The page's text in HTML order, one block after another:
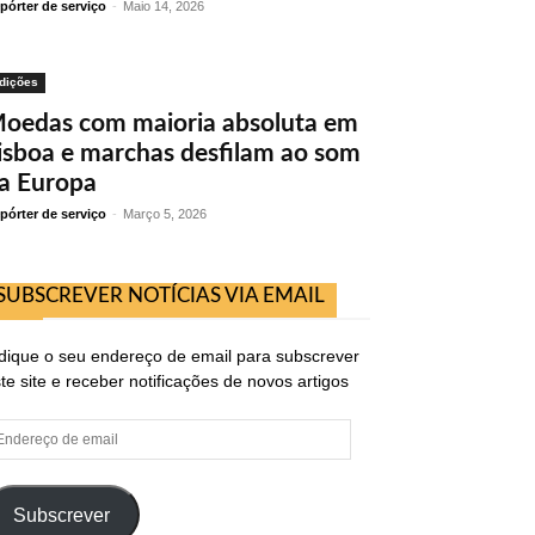
de serviço - Maio 14, 2026
com maioria absoluta em
e marchas desfilam ao som
Europa
de serviço - Março 5, 2026
NOTÍCIAS VIA EMAIL
o seu endereço de email para subscrever
site e receber notificações de novos artigos
Subscrever